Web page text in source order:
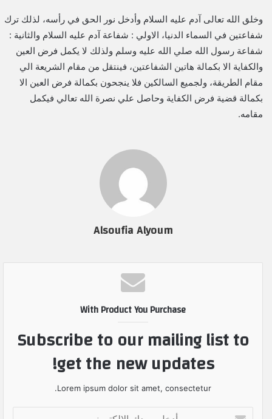
وخلق الله تعالى آدم عليه السلام وأدخل نور الحق في رأسه، لذلك ترك
شفاعتين في السماء الدنيا، الاولي : شفاعة آدم عليه السلام والثانية :
شفاعة رسول الله صلي الله عليه وسلم ولذلك لا يكمل فرض العين
والكفاية الا بكمالة هاتين الشفاعتين، فينتقل من مقام الشريعة الي
مقام الطريقة، ولجميع السالكين فلا ينجحون بكمالة فرض العين الا
بكمالة قضية فرض الكفاية وحاصل علي نصرة الله تعالي فيكمل
مقامه.
Alsoufia Alyoum
With Product You Purchase
Subscribe to our mailing list to
get the new updates!
Lorem ipsum dolor sit amet, consectetur.